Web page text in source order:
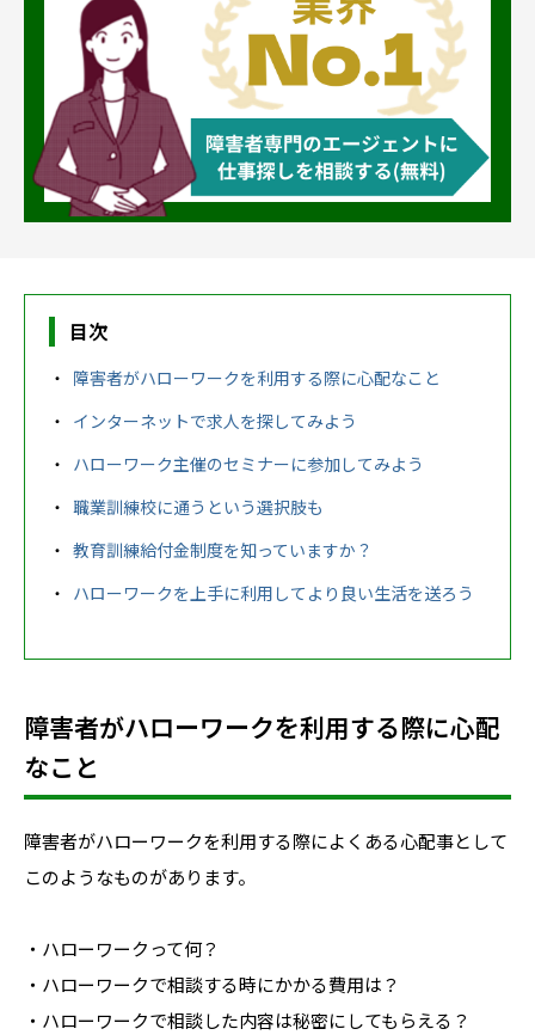
目次
障害者がハローワークを利用する際に心配なこと
インターネットで求人を探してみよう
ハローワーク主催のセミナーに参加してみよう
職業訓練校に通うという選択肢も
教育訓練給付金制度を知っていますか？
ハローワークを上手に利用してより良い生活を送ろう
障害者がハローワークを利用する際に心配
なこと
障害者がハローワークを利用する際によくある心配事として
このようなものがあります。
・ハローワークって何？
・ハローワークで相談する時にかかる費用は？
・ハローワークで相談した内容は秘密にしてもらえる？
農業生産サービス
メニューを閉じる